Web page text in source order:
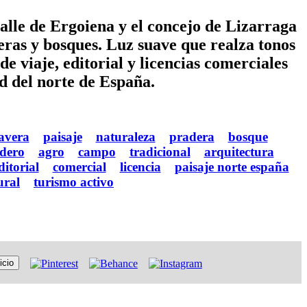
de Ergoiena y el concejo de Lizarraga
y bosques. Luz suave que realza tonos
viaje, editorial y licencias comerciales
del norte de España.
paisaje naturaleza pradera
bosque
agro campo tradicional
arquitectura
comercial licencia
paisaje norte españa
turismo activo